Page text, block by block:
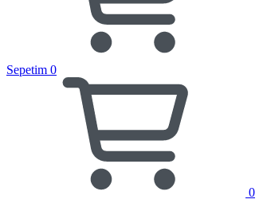
Sepetim 0
0